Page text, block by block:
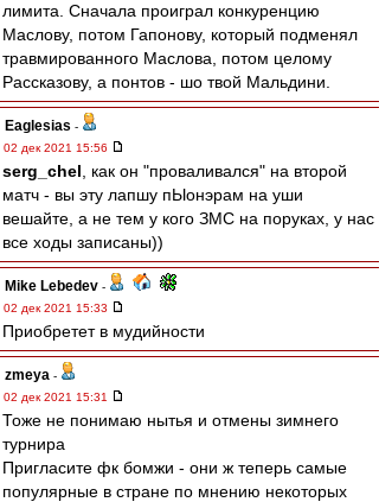
лимита. Сначала проиграл конкуренцию
Маслову, потом Гапонову, который подменял
травмированного Маслова, потом целому
Рассказову, а понтов - шо твой Мальдини.
Eaglesias -
02 дек 2021 15:56
serg_chel , как он "проваливался" на второй
матч - вы эту лапшу пЫонэрам на уши
вешайте, а не тем у кого ЗМС на поруках, у нас
все ходы записаны))
Mike Lebedev -
02 дек 2021 15:33
Приобретет в мудийности
zmeya -
02 дек 2021 15:31
Тоже не понимаю нытья и отмены зимнего
турнира
Пригласите фк бомжи - они ж теперь самые
популярные в стране по мнению некоторых